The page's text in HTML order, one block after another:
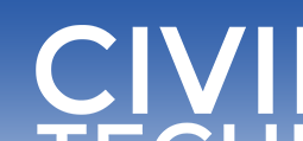
inhoud